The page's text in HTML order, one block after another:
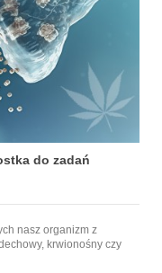
do zadań
nasz organizm z
krwionośny czy